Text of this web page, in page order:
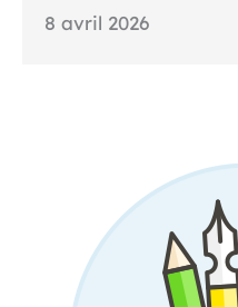
8 avril 2026